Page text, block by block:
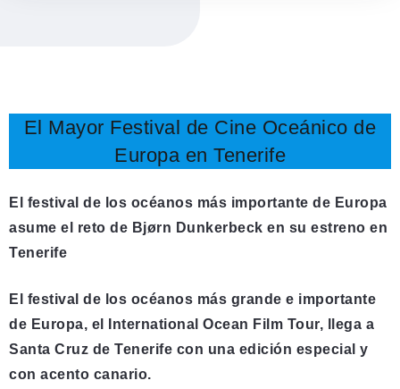
El Mayor Festival de Cine Oceánico de
Europa en Tenerife
El festival de los océanos más importante de Europa
asume el reto de Bjørn Dunkerbeck en su estreno en
Tenerife
El festival de los océanos más grande e importante
de Europa, el International Ocean Film Tour, llega a
Santa Cruz de Tenerife con una edición especial y
con acento canario.